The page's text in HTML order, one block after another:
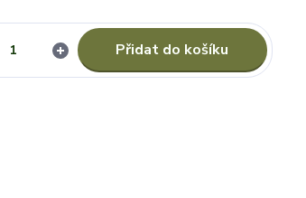
Přidat do košíku